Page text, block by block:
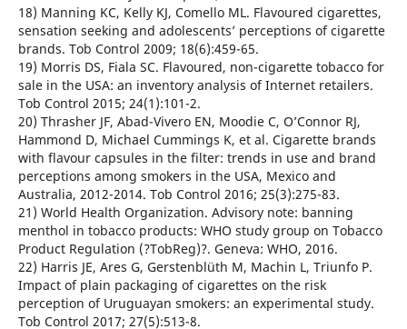
18) Manning KC, Kelly KJ, Comello ML. Flavoured cigarettes,
sensation seeking and adolescents’ perceptions of cigarette
brands. Tob Control 2009; 18(6):459-65.
19) Morris DS, Fiala SC. Flavoured, non-cigarette tobacco for
sale in the USA: an inventory analysis of Internet retailers.
Tob Control 2015; 24(1):101-2.
20) Thrasher JF, Abad-Vivero EN, Moodie C, O’Connor RJ,
Hammond D, Michael Cummings K, et al. Cigarette brands
with flavour capsules in the filter: trends in use and brand
perceptions among smokers in the USA, Mexico and
Australia, 2012-2014. Tob Control 2016; 25(3):275-83.
21) World Health Organization. Advisory note: banning
menthol in tobacco products: WHO study group on Tobacco
Product Regulation (?TobReg)?. Geneva: WHO, 2016.
22) Harris JE, Ares G, Gerstenblüth M, Machin L, Triunfo P.
Impact of plain packaging of cigarettes on the risk
perception of Uruguayan smokers: an experimental study.
Tob Control 2017; 27(5):513-8.